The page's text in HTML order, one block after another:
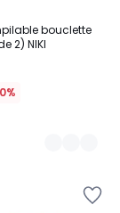
bouclette
2) NIKI